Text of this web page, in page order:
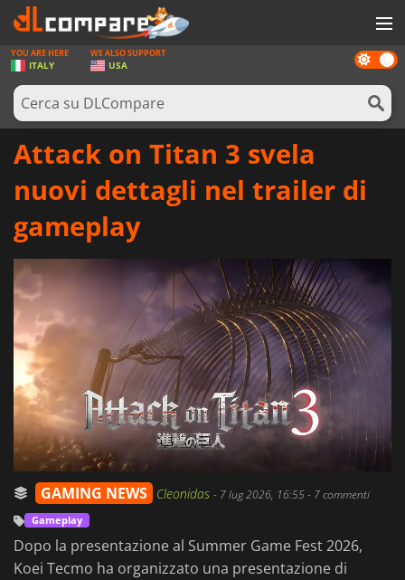
GIOCHI
PREPAGATE
SOFTWARE
NOTIZIE
ACCEDI O REGISTRATI
Dark
mode
YOU ARE HERE
ITALY
WE ALSO SUPPORT
USA
Attack on Titan 3 svela
nuovi dettagli nel trailer di
gameplay
GAMING NEWS Cleonidas - 7 lug 2026, 16:55- 7 commenti
Gameplay
Dopo la presentazione al Summer Game Fest 2026,
Koei Tecmo ha organizzato una presentazione di